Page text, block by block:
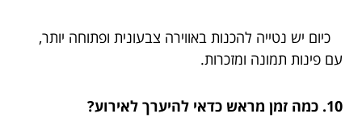
כיום יש נטייה להכנות באווירה צבעונית ופתוחה יותר,
עם פינות תמונה ומזכרות.
10. כמה זמן מראש כדאי להיערך לאירוע?